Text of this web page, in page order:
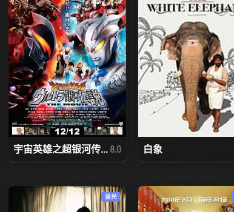
宇宙英雄之超银河传... 8.0 白象
蓝光